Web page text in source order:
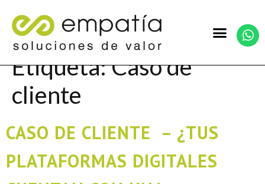
Etiqueta:Caso de
cliente
CASO DE CLIENTE – ¿TUS
PLATAFORMAS DIGITALES